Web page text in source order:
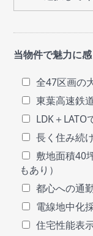
当物件で魅力に
全47区画の
東葉高速鉄
LDK＋
長く住み続
敷地面積40
もあり）
都心への通
電線地中化
住宅性能表